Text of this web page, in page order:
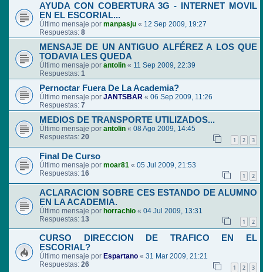
AYUDA CON COBERTURA 3G - INTERNET MOVIL
EN EL ESCORIAL...
Último mensaje por manpasju « 12 Sep 2009, 19:27
Respuestas: 8
MENSAJE DE UN ANTIGUO ALFÉREZ A LOS QUE
TODAVIA LES QUEDA
Último mensaje por antolin « 11 Sep 2009, 22:39
Respuestas: 1
Pernoctar Fuera De La Academia?
Último mensaje por JANTSBAR « 06 Sep 2009, 11:26
Respuestas: 7
MEDIOS DE TRANSPORTE UTILIZADOS...
Último mensaje por antolin « 08 Ago 2009, 14:45
Respuestas: 20 1 2 3
Final De Curso
Último mensaje por moar81 « 05 Jul 2009, 21:53
Respuestas: 16 1 2
ACLARACION SOBRE CES ESTANDO DE ALUMNO
EN LA ACADEMIA.
Último mensaje por horrachio « 04 Jul 2009, 13:31
Respuestas: 13 1 2
CURSO DIRECCION DE TRAFICO EN EL
ESCORIAL?
Último mensaje por Espartano « 31 Mar 2009, 21:21
Respuestas: 26 1 2 3